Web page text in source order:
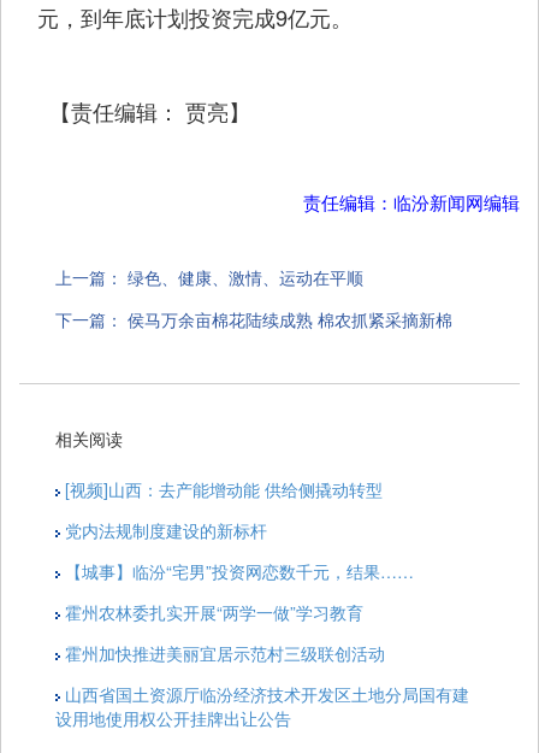
元，到年底计划投资完成9亿元。
【责任编辑： 贾亮】
责任编辑：临汾新闻网编辑
上一篇： 绿色、健康、激情、运动在平顺
下一篇： 侯马万余亩棉花陆续成熟 棉农抓紧采摘新棉
相关阅读
[视频]山西：去产能增动能 供给侧撬动转型
党内法规制度建设的新标杆
【城事】临汾“宅男”投资网恋数千元，结果……
霍州农林委扎实开展“两学一做”学习教育
霍州加快推进美丽宜居示范村三级联创活动
山西省国土资源厅临汾经济技术开发区土地分局国有建
设用地使用权公开挂牌出让公告